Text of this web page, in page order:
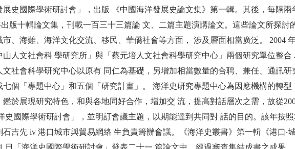
展史國際學術研討會」，出版 《中國海洋發展史論文集》第一輯。其後，每隔
版十輯論文集，刊載一百三十三篇論 文、二篇主題演講論文。這些論文所探討
市、海難、海洋文化交流、移民、華僑社會等方面， 涉及層面相當廣泛。 2004
山人文社會科 學研究所」與「蔡元培人文社會科學研究中心」兩個研究單位整
文社會科學研究中心以原有 同仁為基礎，另增加相當數量的合聘、兼任、通訊
七個「專題中心」和五個「研究計畫」。 海洋史研究專題中心為因應機構的轉型
鑑於展現研究特色，和與各地同好合作，增加交 流，提高對話層次之需，故從
洋史國際學術研討會」，並明訂會議主題，以期能達到共同對 話的目的。該年按
石吉先 iv 港口城市與貿易網絡 生負責籌辦會議。《海洋史叢書》第一輯《港口‧
日「海洋史國際學術研討會」發表二十一 篇論文中，經過審查集結成書之成果